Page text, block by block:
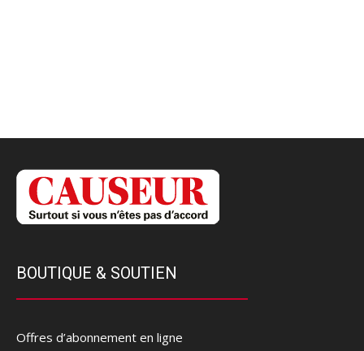
BOUTIQUE & SOUTIEN
Offres d’abonnement en ligne